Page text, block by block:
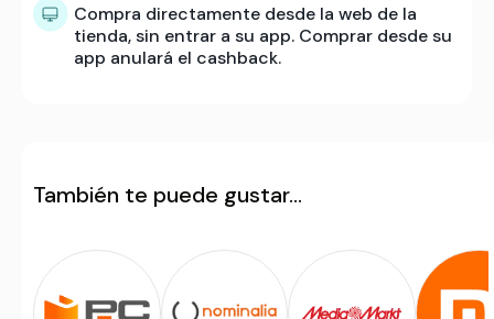
Compra directamente desde la web de la
tienda, sin entrar a su app. Comprar desde su
app anulará el cashback.
También te puede gustar…